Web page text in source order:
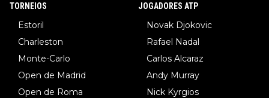
TORNEIOS
Estoril
Charleston
Monte-Carlo
Open de Madrid
Open de Roma
JOGADORES ATP
Novak Djokovic
Rafael Nadal
Carlos Alcaraz
Andy Murray
Nick Kyrgios